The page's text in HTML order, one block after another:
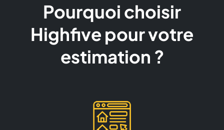
Pourquoi choisir
Highfive pour votre
estimation ?